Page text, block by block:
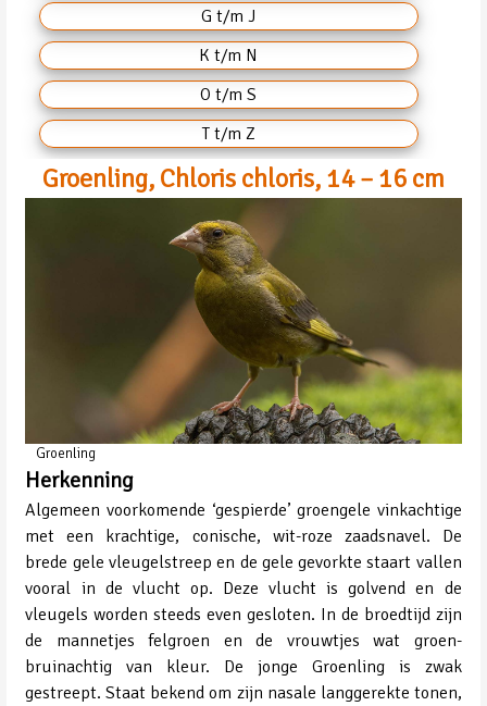
G t/m J
K t/m N
O t/m S
T t/m Z
Groenling, Chloris chloris, 14 – 16 cm
Groenling
Herkenning
Algemeen voorkomende ‘gespierde’ groengele vinkachtige
met een krachtige, conische, wit-roze zaadsnavel. De
brede gele vleugelstreep en de gele gevorkte staart vallen
vooral in de vlucht op. Deze vlucht is golvend en de
vleugels worden steeds even gesloten. In de broedtijd zijn
de mannetjes felgroen en de vrouwtjes wat groen-
bruinachtig van kleur. De jonge Groenling is zwak
gestreept. Staat bekend om zijn nasale langgerekte tonen,